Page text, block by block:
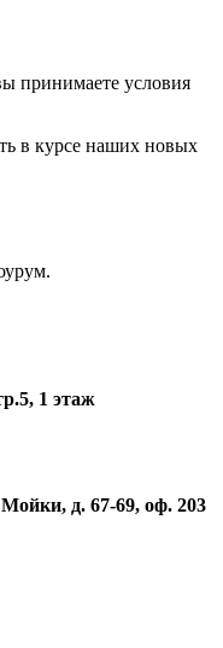
принимаете условия
в курсе наших новых
1 этаж
д. 67-69, оф. 203